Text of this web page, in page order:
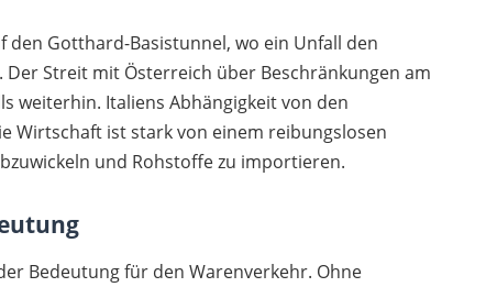
den Gotthard-Basistunnel, wo ein Unfall den
Streit mit Österreich über Beschränkungen am
weiterhin. Italiens Abhängigkeit von den
Wirtschaft ist stark von einem reibungslosen
und Rohstoffe zu importieren.
Bedeutung für den Warenverkehr. Ohne